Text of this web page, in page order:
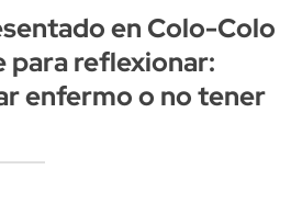
en Colo-Colo
para reflexionar:
enfermo o no tener